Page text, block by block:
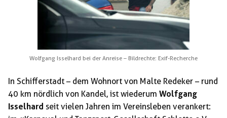
Wolfgang Isselhard bei der Anreise – Bildrechte: Exif-Recherche
In Schifferstadt – dem Wohnort von Malte Redeker – rund
40 km nördlich von Kandel, ist wiederum Wolfgang
Isselhard seit vielen Jahren im Vereinsleben verankert: